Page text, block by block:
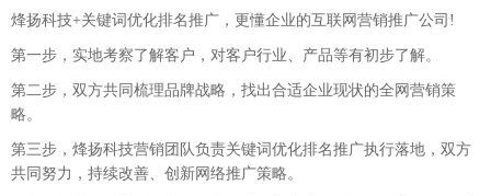
烽扬科技+关键词优化排名推广，更懂企业的互联网营销推广公司 !
第一步，实地考察了解客户，对客户行业、产品等有初步了解。
第二步，双方共同梳理品牌战略，找出合适企业现状的全网营销策
略。
第三步， 烽扬科技营销团队负责关键词优化排名推广执行落地，双方
共同努力，持续改善、创新网络推广策略。